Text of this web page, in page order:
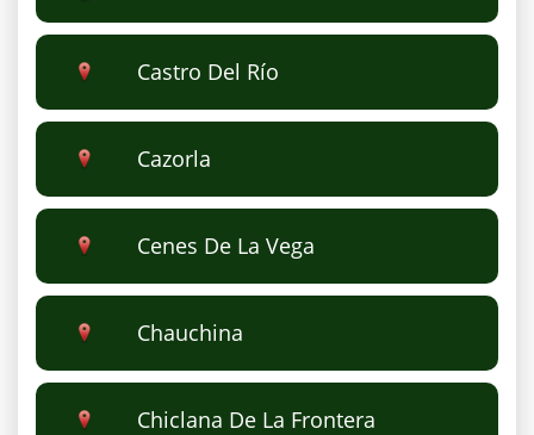
Castro Del Río
Cazorla
Cenes De La Vega
Chauchina
Chiclana De La Frontera